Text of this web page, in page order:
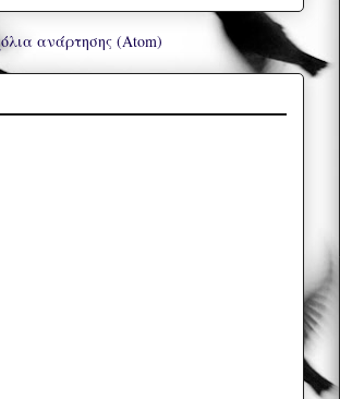
ανάρτησης (Atom)